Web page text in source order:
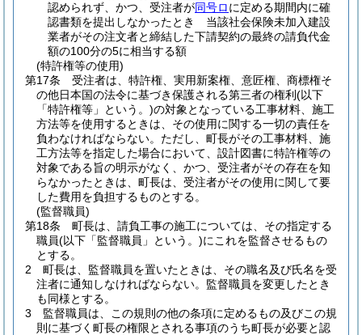
認められず、かつ、受注者が同号ロに定める期間内に確
認書類を提出しなかったとき 当該社会保険未加入建設
業者がその注文者と締結した下請契約の最終の請負代金
額の100分の5に相当する額
(特許権等の使用)
第17条
受注者は、特許権、実用新案権、意匠権、商標権そ
の他日本国の法令に基づき保護される第三者の権利 (以下
「特許権等」という。)の対象となっている工事材料、施工
方法等を使用するときは、その使用に関する一切の責任を
負わなければならない。 ただし、町長がその工事材料、施
工方法等を指定した場合において、設計図書に特許権等の
対象である旨の明示がなく、かつ、受注者がその存在を知
らなかったときは、町長は、受注者がその使用に関して要
した費用を負担するものとする。
(監督職員)
第18条
町長は、請負工事の施工については、その指定する
職員(以下「監督職員」という。)にこれを監督させるもの
とする。
2
町長は、監督職員を置いたときは、その職名及び氏名を受
注者に通知しなければならない。 監督職員を変更したとき
も同様とする。
3
監督職員は、この規則の他の条項に定めるもの及びこの規
則に基づく町長の権限とされる事項のうち町長が必要と認